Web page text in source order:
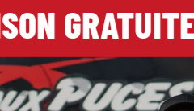
GRATUITE